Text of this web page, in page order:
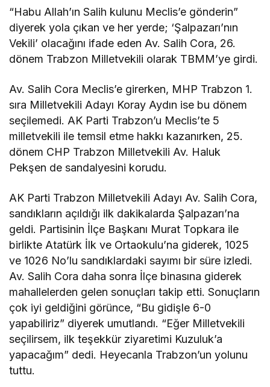
“Habu Allah’ın Salih kulunu Meclis’e gönderin”
diyerek yola çıkan ve her yerde; ‘Şalpazarı’nın
Vekili’ olacağını ifade eden Av. Salih Cora, 26.
dönem Trabzon Milletvekili olarak TBMM’ye girdi.
Av. Salih Cora Meclis’e girerken, MHP Trabzon 1.
sıra Milletvekili Adayı Koray Aydın ise bu dönem
seçilemedi. AK Parti Trabzon’u Meclis’te 5
milletvekili ile temsil etme hakkı kazanırken, 25.
dönem CHP Trabzon Milletvekili Av. Haluk
Pekşen de sandalyesini korudu.
AK Parti Trabzon Milletvekili Adayı Av. Salih Cora,
sandıkların açıldığı ilk dakikalarda Şalpazarı’na
geldi. Partisinin İlçe Başkanı Murat Topkara ile
birlikte Atatürk İlk ve Ortaokulu’na giderek, 1025
ve 1026 No’lu sandıklardaki sayımı bir süre izledi.
Av. Salih Cora daha sonra İlçe binasına giderek
mahallelerden gelen sonuçları takip etti. Sonuçların
çok iyi geldiğini görünce, “Bu gidişle 6-0
yapabiliriz” diyerek umutlandı. “Eğer Milletvekili
seçilirsem, ilk teşekkür ziyaretimi Kuzuluk’a
yapacağım” dedi. Heyecanla Trabzon’un yolunu
tuttu.